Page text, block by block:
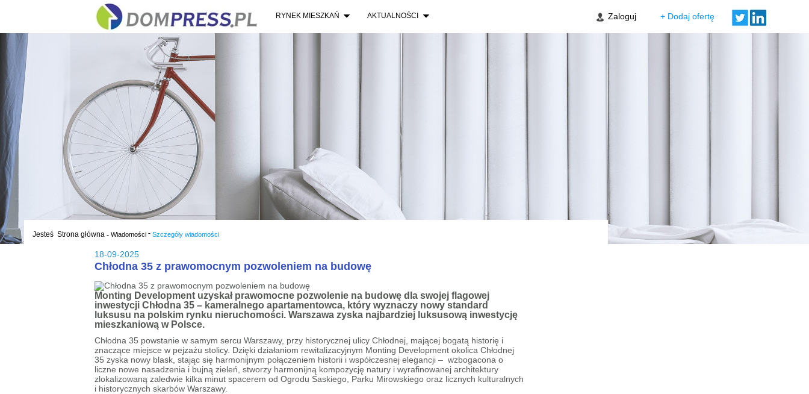
RYNEK MIESZKAŃ AKTUALNOŚCI + Dodaj ofertę
Zaloguj
Jesteś Strona główna - Wiadomości - Szczegóły wiadomości
18-09-2025
Chłodna 35 z prawomocnym pozwoleniem na budowę
Monting Development uzyskał prawomocne pozwolenie na budowę dla swojej flagowej
inwestycji Chłodna 35 – kameralnego apartamentowca, który wyznaczy nowy standard
luksusu na polskim rynku nieruchomości. Warszawa zyska najbardziej luksusową inwestycję
mieszkaniową w Polsce.
Chłodna 35 powstanie w samym sercu Warszawy, przy historycznej ulicy Chłodnej, mającej bogatą historię i
znaczące miejsce w pejzażu stolicy. Dzięki działaniom rewitalizacyjnym Monting Development okolica Chłodnej
35 zyska nowy blask, stając się harmonijnym połączeniem historii i współczesnej elegancji – wzbogacona o
liczne nowe nasadzenia i bujną zieleń, stworzy harmonijną kompozycję natury i wyrafinowanej architektury
zlokalizowaną zaledwie kilka minut spacerem od Ogrodu Saskiego, Parku Mirowskiego oraz licznych kulturalnych
i historycznych skarbów Warszawy.